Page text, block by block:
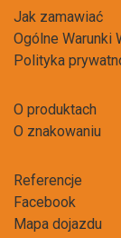
Jak zamawiać
Ogólne Warunki
Polityka
O produktach
O znakowaniu
Referencje
Facebook
Mapa dojazdu